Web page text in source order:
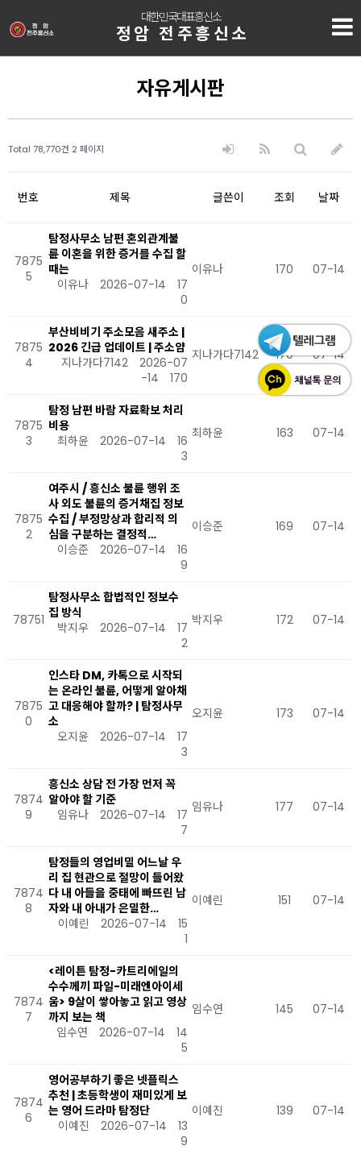
대한민국대표흥신소
정암 전주흥신소
자유게시판
Total 78,770건 2 페이지
번호 제목 글쓴이 조회 날짜
7875
5
탐정사무소 남편 혼외관계불
륜 이혼을 위한 증거를 수집 할
때는
이유나
2026-07-14
17
0
이유나 170 07-14
7875
4
부산비비기 주소모음 새주소 |
2026 긴급 업데이트 | 주소얌
지나가다7142
2026-07
-14
170
지나가다7142 170 07-14
7875
3
탐정 남편 바람 자료확보 처리
비용
최하윤
2026-07-14
16
3
최하윤 163 07-14
7875
2
여주시 / 흥신소 불륜 행위 조
사 외도 불륜의 증거채집 정보
수집 / 부정망상과 합리적 의
심을 구분하는 결정적…
이승준
2026-07-14
16
9
이승준 169 07-14
78751
탐정사무소 합법적인 정보수
집 방식
박지우
2026-07-14
17
2
박지우 172 07-14
7875
0
인스타 DM, 카톡으로 시작되
는 온라인 불륜, 어떻게 알아채
고 대응해야 할까? | 탐정사무
소
오지윤
2026-07-14
17
3
오지윤 173 07-14
7874
9
흥신소 상담 전 가장 먼저 꼭
알아야 할 기준
임유나
2026-07-14
17
7
임유나 177 07-14
7874
8
탐정들의 영업비밀 어느날 우
리 집 현관으로 절망이 들어왔
다 내 아들을 중태에 빠뜨린 남
자와 내 아내가 은밀한…
이예린
2026-07-14
15
1
이예린 151 07-14
7874
7
<레이튼 탐정-카트리에일의
수수께끼 파일-미래엔아이세
움> 9살이 쌓아놓고 읽고 영상
까지 보는 책
임수연
2026-07-14
14
5
임수연 145 07-14
7874
6
영어공부하기 좋은 넷플릭스
추천 | 초등학생이 재미있게 보
는 영어 드라마 탐정단
이예진
2026-07-14
13
9
이예진 139 07-14